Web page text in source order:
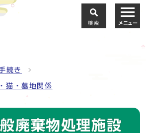
検索 メニュー
続き
猫・墓地関係
廃棄物処理施設